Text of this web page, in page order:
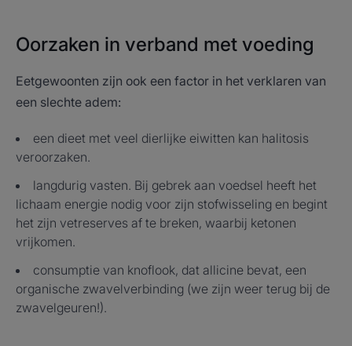
Oorzaken in verband met voeding
Eetgewoonten zijn ook een factor in het verklaren van
een slechte adem:
een dieet met veel dierlijke eiwitten kan halitosis
veroorzaken.
langdurig vasten. Bij gebrek aan voedsel heeft het
lichaam energie nodig voor zijn stofwisseling en begint
het zijn vetreserves af te breken, waarbij ketonen
vrijkomen.
consumptie van knoflook, dat allicine bevat, een
organische zwavelverbinding (we zijn weer terug bij de
zwavelgeuren!).